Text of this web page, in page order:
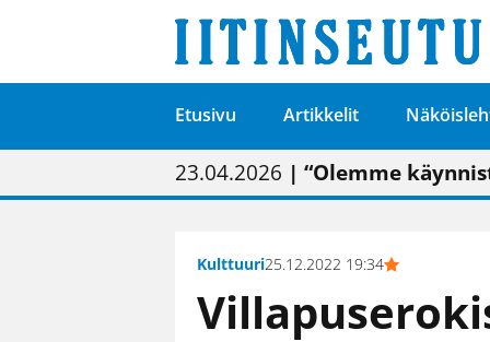
Etusivu Artikkelit
01.02.2026 | Painon
05.02.2026 | Uudistettu
23.04.2026 | “Olemme
09.05.2026| "Maalla on
Kulttuuri25.12.2022 19:34